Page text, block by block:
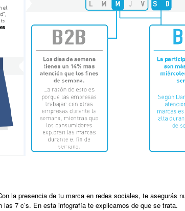
la presencia de tu marca en redes sociales, te
7 c’s. En esta infografía te explicamos de que se trata.